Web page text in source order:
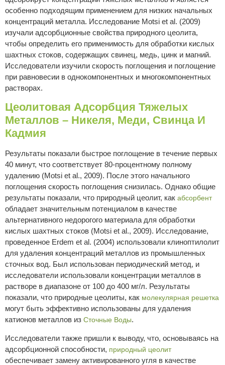
особенно подходящим применением для низких начальных
концентраций металла. Исследование Motsi et al. (2009)
изучали адсорбционные свойства природного цеолита,
чтобы определить его применимость для обработки кислых
шахтных стоков, содержащих свинец, медь, цинк и магний.
Исследователи изучили скорость поглощения и поглощение
при равновесии в однокомпонентных и многокомпонентных
растворах.
Цеолитовая Адсорбция Тяжелых
Металлов – Никеля, Меди, Свинца И
Кадмия
Результаты показали быстрое поглощение в течение первых
40 минут, что соответствует 80-процентному полному
удалению (Motsi et al., 2009). После этого начального
поглощения скорость поглощения снизилась. Однако общие
результаты показали, что природный цеолит, как абсорбент
обладает значительным потенциалом в качестве
альтернативного недорогого материала для обработки
кислых шахтных стоков (Motsi et al., 2009). Исследование,
проведенное Erdem et al. (2004) использовали клиноптилолит
для удаления концентраций металлов из промышленных
сточных вод. Был использован периодический метод, и
исследователи использовали концентрации металлов в
растворе в диапазоне от 100 до 400 мг/л. Результаты
показали, что природные цеолиты, как молекулярная решетка
могут быть эффективно использованы для удаления
катионов металлов из Сточные Воды.
Исследователи также пришли к выводу, что, основываясь на
адсорбционной способности, природный цеолит
обеспечивает замену активированного угля в качестве